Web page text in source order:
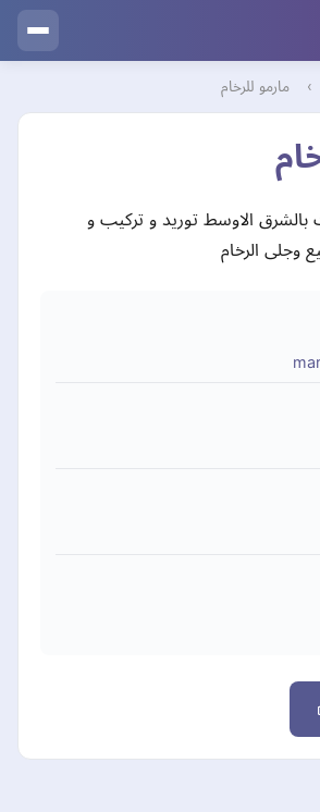
› مارمو للرخام
بالشرق الاوسط توريد و تركيب و
وجلى الرخام